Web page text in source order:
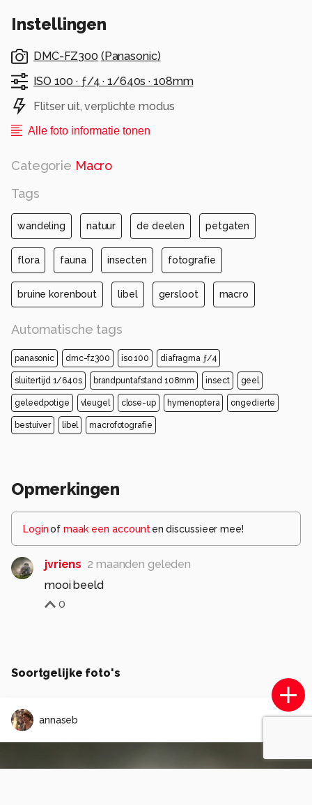
Instellingen
DMC-FZ300 ( Panasonic)
ISO 100 · ƒ/4 ·1/640s ·108mm
Flitser uit, verplichte modus
Alle foto informatie tonen
Categorie Macro
Tags
wandeling natuur de deelen petgaten
flora fauna insecten fotografie
bruine korenbout libel gersloot macro
Automatische tags
panasonic dmc-fz300 iso 100 diafragma ƒ/4
sluitertijd 1/640s brandpuntafstand 108mm insect geel
geleedpotige vleugel close-up hymenoptera ongedierte
bestuiver libel macrofotografie
Opmerkingen
Loginof maak een account en discussieer mee!
jvriens 2 maanden geleden
mooi beeld
0
Soortgelijke foto's
annaseb